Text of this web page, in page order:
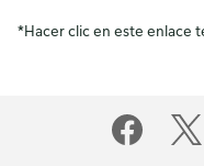
*Hacer clic en este enlace